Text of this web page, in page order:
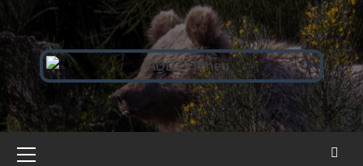
Saltar
al
contingut
principal